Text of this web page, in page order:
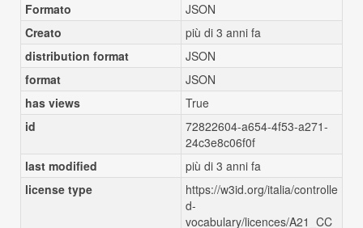
Formato
JSON
Creato
più di 3 anni fa
distribution format
JSON
format
JSON
has views
True
id
72822604-a654-4f53-a271-
24c3e8c06f0f
last modified
più di 3 anni fa
license type
https://w3id.org/italia/controlle
d-
vocabulary/licences/A21_CC